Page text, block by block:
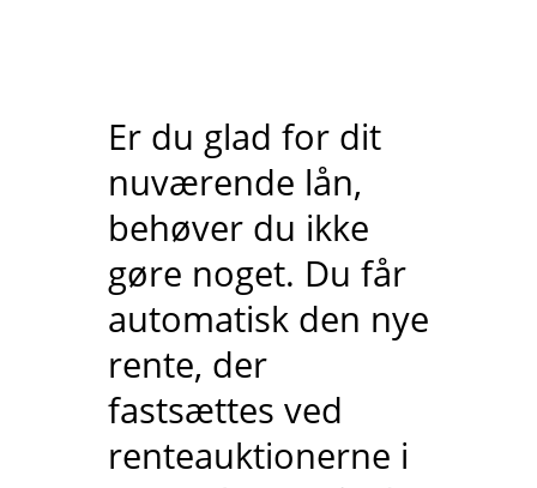
Er du glad for dit
nuværende lån,
behøver du ikke
gøre noget. Du får
automatisk den nye
rente, der
fastsættes ved
renteauktionerne i